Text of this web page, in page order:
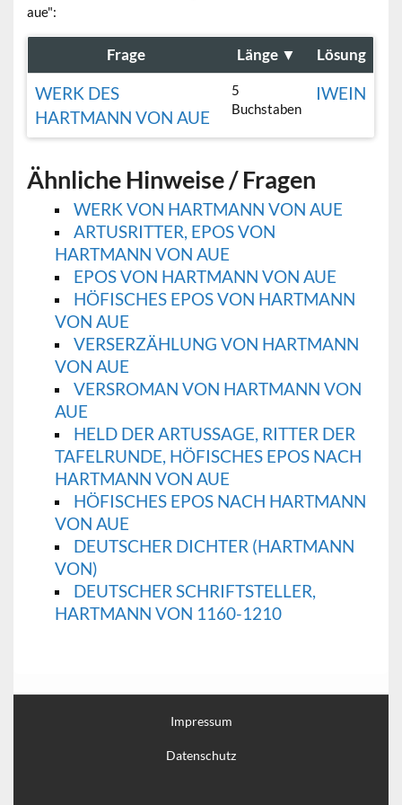
aue":
Frage Länge ▼ Lösung
WERK DES
HARTMANN VON AUE
5
Buchstaben
IWEIN
Ähnliche Hinweise / Fragen
WERK VON HARTMANN VON AUE
ARTUSRITTER, EPOS VON
HARTMANN VON AUE
EPOS VON HARTMANN VON AUE
HÖFISCHES EPOS VON HARTMANN
VON AUE
VERSERZÄHLUNG VON HARTMANN
VON AUE
VERSROMAN VON HARTMANN VON
AUE
HELD DER ARTUSSAGE, RITTER DER
TAFELRUNDE, HÖFISCHES EPOS NACH
HARTMANN VON AUE
HÖFISCHES EPOS NACH HARTMANN
VON AUE
DEUTSCHER DICHTER (HARTMANN
VON)
DEUTSCHER SCHRIFTSTELLER,
HARTMANN VON 1160-1210
Impressum
Datenschutz